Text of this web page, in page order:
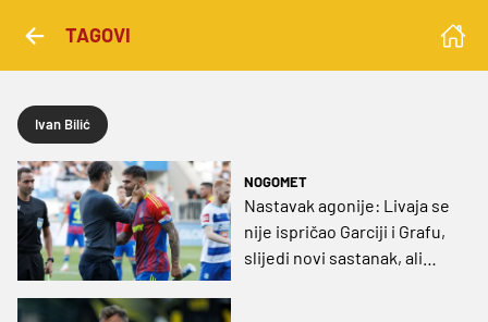
TAGOVI
Ivan Bilić
NOGOMET
Nastavak agonije: Livaja se
nije ispričao Garciji i Grafu,
slijedi novi sastanak, ali